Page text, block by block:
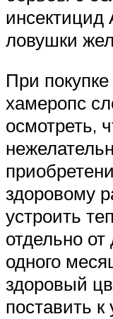
инсектицид
ловушки
При
хамеропс
осмотреть,
здоровому
устроить
отдельно от
одного
здоровый
поставить